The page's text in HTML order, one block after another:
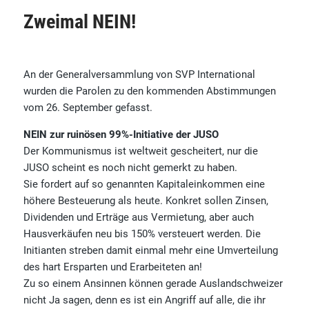
Zweimal NEIN!
An der Generalversammlung von SVP International
wurden die Parolen zu den kommenden Abstimmungen
vom 26. September gefasst.
NEIN zur ruinösen 99%-Initiative der JUSO
Der Kommunismus ist weltweit gescheitert, nur die
JUSO scheint es noch nicht gemerkt zu haben.
Sie fordert auf so genannten Kapitaleinkommen eine
höhere Besteuerung als heute. Konkret sollen Zinsen,
Dividenden und Erträge aus Vermietung, aber auch
Hausverkäufen neu bis 150% versteuert werden. Die
Initianten streben damit einmal mehr eine Umverteilung
des hart Ersparten und Erarbeiteten an!
Zu so einem Ansinnen können gerade Auslandschweizer
nicht Ja sagen, denn es ist ein Angriff auf alle, die ihr